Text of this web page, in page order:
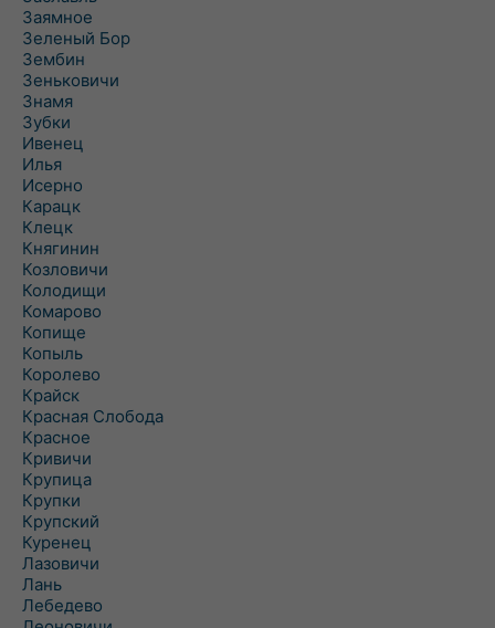
Заямное
Зеленый Бор
Зембин
Зеньковичи
Знамя
Зубки
Ивенец
Илья
Исерно
Карацк
Клецк
Княгинин
Козловичи
Колодищи
Комарово
Копище
Копыль
Королево
Крайск
Красная Слобода
Красное
Кривичи
Крупица
Крупки
Крупский
Куренец
Лазовичи
Лань
Лебедево